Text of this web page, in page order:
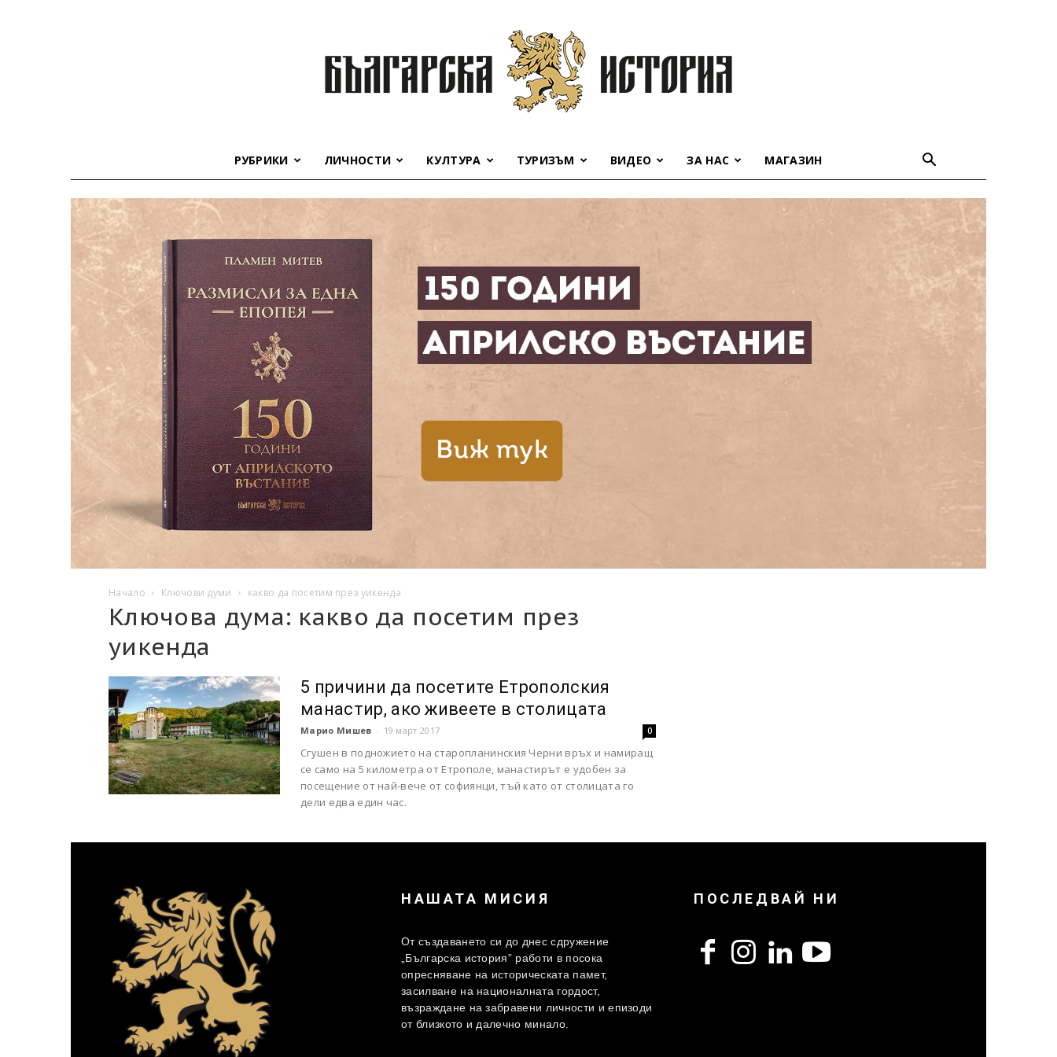
история
РУБРИКИ ЛИЧНОСТИ КУЛТУРА ТУРИЗЪМ ВИДЕО ЗА НАС МАГАЗИН
Начало Ключови думи какво да посетим през уикенда
Ключова дума: какво да посетим през
уикенда
5 причини да посетите Етрополския
манастир, ако живеете в столицата
Марио Мишев - 19 март 2017 0
Сгушен в подножието на старопланинския Черни връх и намиращ
се само на 5 километра от Етрополе, манастирът е удобен за
посещение от най-вече от софиянци, тъй като от столицата го
дели едва един час.
НАШАТА МИСИЯ
От създаването си до днес сдружение
„Българска история” работи в посока
опресняване на историческата памет,
засилване на националната гордост,
възраждане на забравени личности и епизоди
от близкото и далечно минало.
ПОСЛЕДВАЙ НИ